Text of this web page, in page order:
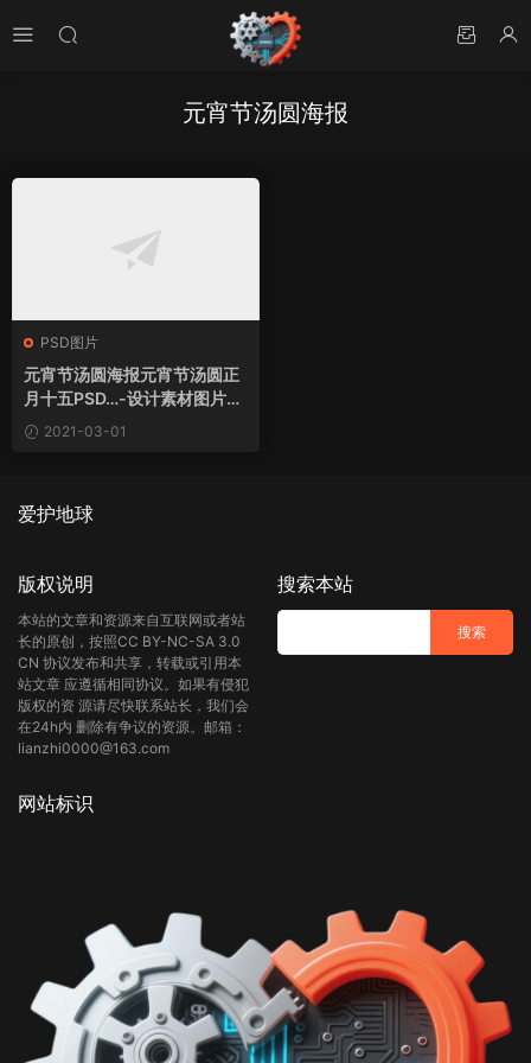
元宵节汤圆海报
PSD图片
元宵节汤圆海报元宵节汤圆正
月十五PSD…-设计素材图片下
载 2021-03-01
爱护地球
版权说明
本站的文章和资源来自互联网或者站
长的原创，按照CC BY-NC-SA 3.0
CN 协议发布和共享，转载或引用本
站文章 应遵循相同协议。如果有侵犯
版权的资 源请尽快联系站长，我们会
在24h内 删除有争议的资源。邮箱：
lianzhi0000@163.com
搜索本站
网站标识